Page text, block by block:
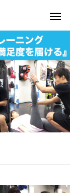
個別トレー
ーソナルトレーニ
イントを元日本王